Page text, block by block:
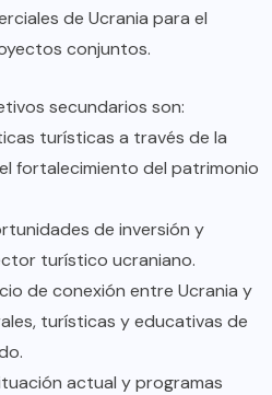
de Ucrania para el
conjuntos.
secundarios son:
turísticas a través de la
fortalecimiento del patrimonio
de inversión y
turístico ucraniano.
de conexión entre Ucrania y
turísticas y educativas de
actual y programas